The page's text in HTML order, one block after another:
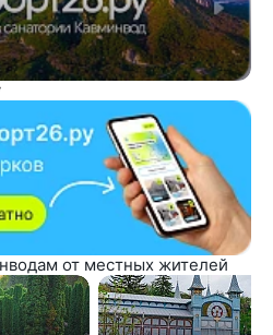
от местных жителей